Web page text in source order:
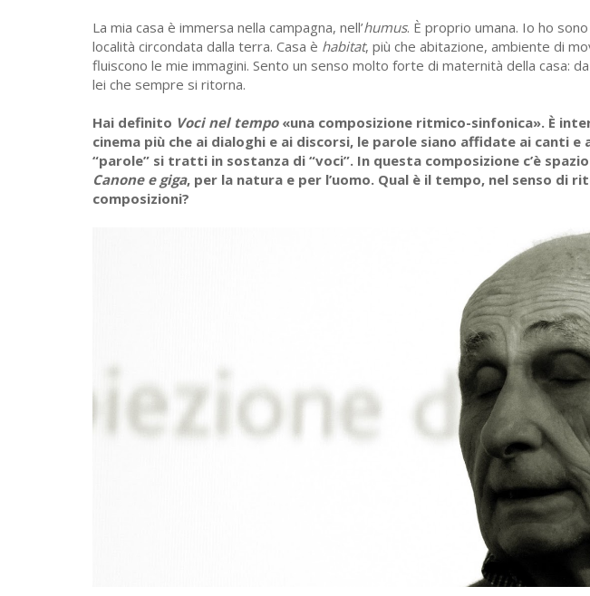
La mia casa è immersa nella campagna, nell’humus. È proprio umana. Io ho
località circondata dalla terra. Casa è habitat, più che abitazione, ambiente di
fluiscono le mie immagini. Sento un senso molto forte di maternità della casa:
lei che sempre si ritorna.
Hai definito Voci nel tempo«una composizione ritmico-sinfonica». È
cinema più che ai dialoghi e ai discorsi, le parole siano affidate ai canti e
“parole” si tratti in sostanza di “voci”. In questa composizione c’è
Canone e giga, per la natura e per l’uomo. Qual è il tempo, nel senso di
composizioni?